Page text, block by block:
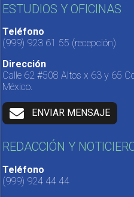
ESTUDIOS Y OFICINAS
Teléfono
(999) 923 61 55 (recepción)
Dirección
Calle 62 #508 Altos x 63 y 65
México.
ENVIAR MENSAJE
REDACCIÓN Y
Teléfono
(999) 924 44 44